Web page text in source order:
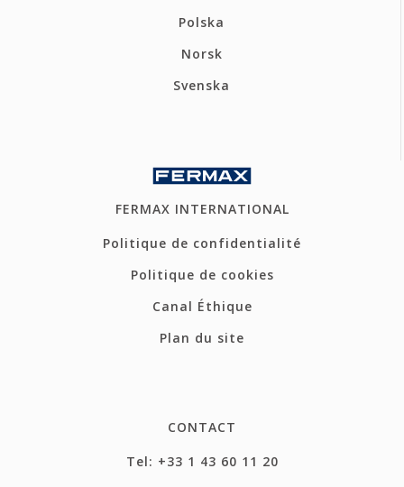
Polska
Norsk
Svenska
FERMAX INTERNATIONAL
Politique de confidentialité
Politique de cookies
Canal Éthique
Plan du site
CONTACT
Tel: +33 1 43 60 11 20